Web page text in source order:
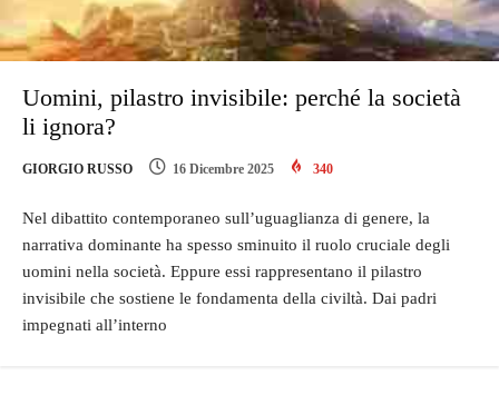
Uomini, pilastro invisibile: perché la società
li ignora?
GIORGIO RUSSO 16 Dicembre 2025 340
Nel dibattito contemporaneo sull’uguaglianza di genere, la
narrativa dominante ha spesso sminuito il ruolo cruciale degli
uomini nella società. Eppure essi rappresentano il pilastro
invisibile che sostiene le fondamenta della civiltà. Dai padri
impegnati all’interno